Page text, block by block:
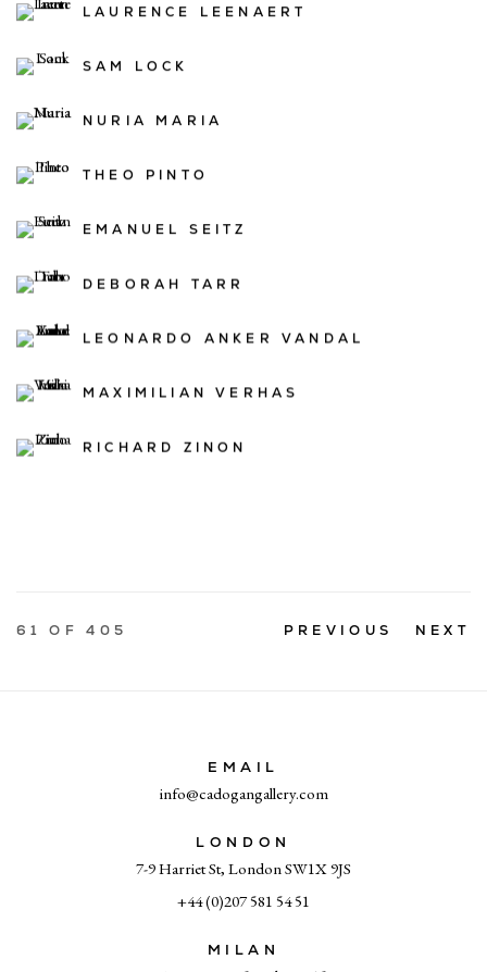
LAURENCE LEENAERT
SAM LOCK
NURIA MARIA
THEO PINTO
EMANUEL SEITZ
DEBORAH TARR
LEONARDO ANKER VANDAL
MAXIMILIAN VERHAS
RICHARD ZINON
PREVIOUS NEXT
61OF 405
EMAIL
info@cadogangallery.com
LONDON
7-9 Harriet St, London SW1X 9JS
+44 (0)207 581 54 51
MILAN